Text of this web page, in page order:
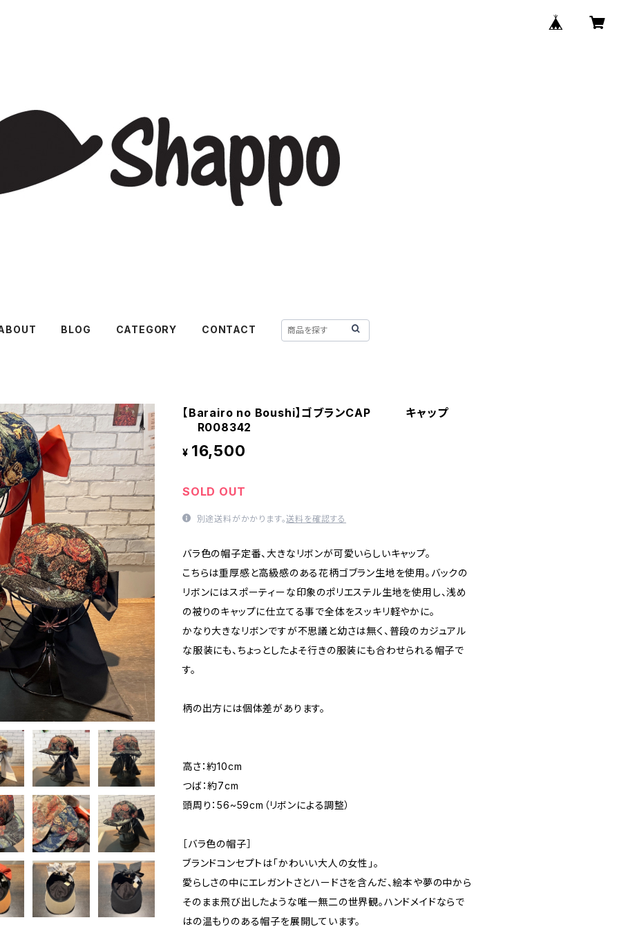
BLOG CATEGORY CONTACT
【Barairo no Boushi】ゴブランCAP キャップ
R008342
¥ 16,500
SOLD OUT
別途送料がかかります。送料を確認する
バラ色の帽子定番、大きなリボンが可愛いらしいキャップ。
こちらは重厚感と高級感のある花柄ゴブラン生地を使用。バックの
リボンにはスポーティーな印象のポリエステル生地を使用し、浅め
の被りのキャップに仕立てる事で全体をスッキリ軽やかに。
かなり大きなリボンですが不思議と幼さは無く、普段のカジュアル
な服装にも、ちょっとしたよそ行きの服装にも合わせられる帽子で
す。
柄の出方には個体差があります。
高さ：約10cm
つば：約7cm
頭周り：56~59cm（リボンによる調整）
［バラ色の帽子］
ブランドコンセプトは「かわいい大人の女性」。
愛らしさの中にエレガントさとハードさを含んだ、絵本や夢の中から
そのまま飛び出したような唯一無二の世界観。ハンドメイドならで
はの温もりのある帽子を展開しています。